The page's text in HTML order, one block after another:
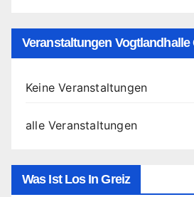
Veranstaltungen Vogtlandhalle
Keine Veranstaltungen
alle Veranstaltungen
Was Ist Los In Greiz